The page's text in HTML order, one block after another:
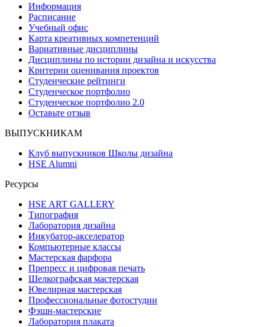
Информация
Расписание
Учебный офис
Карта креативных компетенций
Вариативные дисциплины
Дисциплины по истории дизайна и искусства
Критерии оценивания проектов
Студенческие рейтинги
Студенческое портфолио
Студенческое портфолио 2.0
Оставьте отзыв
ВЫПУСКНИКАМ
Клуб выпускников Школы дизайна
HSE Alumni
Ресурсы
HSE ART GALLERY
Типография
Лаборатория дизайна
Инкубатор-акселератор
Компьютерные классы
Мастерская фарфора
Препресс и цифровая печать
Шелкографская мастерская
Ювелирная мастерская
Профессиональные фотостудии
Фэшн-мастерские
Лаборатория плаката